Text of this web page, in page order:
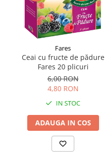
Tuse gat si respiratie
Vitamine si minerale
Fares
Ceai cu fructe de pădure
Fares 20 plicuri
6,00 RON
4,80 RON
IN STOC
ADAUGA IN COS